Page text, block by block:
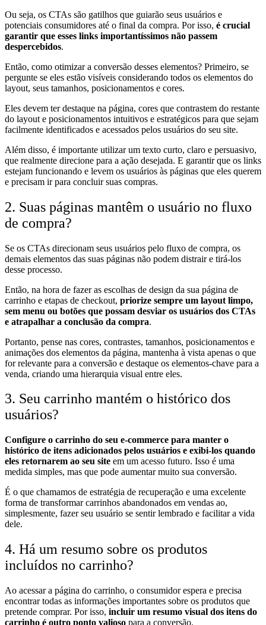
Ou seja, os CTAs são gatilhos que guiarão seus usuários e
potenciais consumidores até o final da compra. Por isso, é crucial
garantir que esses links importantíssimos não passem
despercebidos.
Então, como otimizar a conversão desses elementos? Primeiro, se
pergunte se eles estão visíveis considerando todos os elementos do
layout, seus tamanhos, posicionamentos e cores.
Eles devem ter destaque na página, cores que contrastem do restante
do layout e posicionamentos intuitivos e estratégicos para que sejam
facilmente identificados e acessados pelos usuários do seu site.
Além disso, é importante utilizar um texto curto, claro e persuasivo,
que realmente direcione para a ação desejada. E garantir que os links
estejam funcionando e levem os usuários às páginas que eles querem
e precisam ir para concluir suas compras.
2. Suas páginas mantêm o usuário no fluxo
de compra?
Se os CTAs direcionam seus usuários pelo fluxo de compra, os
demais elementos das suas páginas não podem distrair e tirá-los
desse processo.
Então, na hora de fazer as escolhas de design da sua página de
carrinho e etapas de checkout, priorize sempre um layout limpo,
sem menu ou botões que possam desviar os usuários dos CTAs
e atrapalhar a conclusão da compra.
Portanto, pense nas cores, contrastes, tamanhos, posicionamentos e
animações dos elementos da página, mantenha à vista apenas o que
for relevante para a conversão e destaque os elementos-chave para a
venda, criando uma hierarquia visual entre eles.
3. Seu carrinho mantém o histórico dos
usuários?
Configure o carrinho do seu e-commerce para manter o
histórico de itens adicionados pelos usuários e exibi-los quando
eles retornarem ao seu site em um acesso futuro. Isso é uma
medida simples, mas que pode aumentar muito sua conversão.
É o que chamamos de estratégia de recuperação e uma excelente
forma de transformar carrinhos abandonados em vendas ao,
simplesmente, fazer seu usuário se sentir lembrado e facilitar a vida
dele.
4. Há um resumo sobre os produtos
incluídos no carrinho?
Ao acessar a página do carrinho, o consumidor espera e precisa
encontrar todas as informações importantes sobre os produtos que
pretende comprar. Por isso, incluir um resumo visual dos itens do
carrinho é outro ponto valioso para a conversão.